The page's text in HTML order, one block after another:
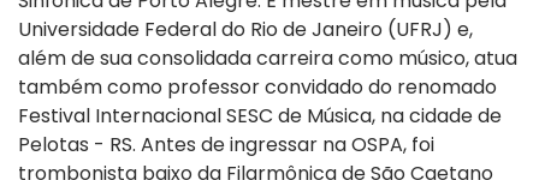
Universidade Federal do Rio de Janeiro (UFRJ) e,
além de sua consolidada carreira como músico, atua
também como professor convidado do renomado
Festival Internacional SESC de Música, na cidade de
Pelotas - RS. Antes de ingressar na OSPA, foi
trombonista baixo da Filarmônica de São Caetano